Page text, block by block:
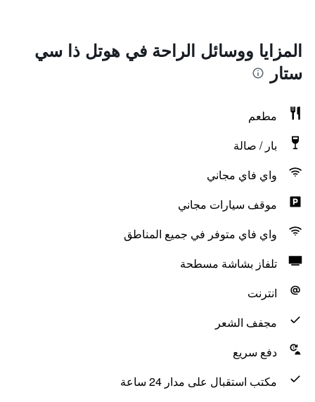
المزايا ووسائل الراحة في هوتل ذا سي
ستار
مطعم
بار / صالة
واي فاي مجاني
موقف سيارات مجاني
واي فاي متوفر في جميع المناطق
تلفاز بشاشة مسطحة
انترنت
مجفف الشعر
دفع سريع
مكتب استقبال على مدار 24 ساعة